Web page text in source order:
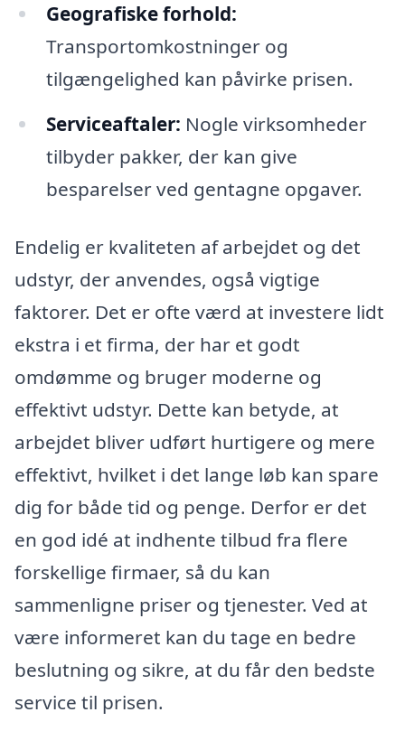
Geografiske forhold:
Transportomkostninger og
tilgængelighed kan påvirke prisen.
Serviceaftaler: Nogle virksomheder
tilbyder pakker, der kan give
besparelser ved gentagne opgaver.
Endelig er kvaliteten af arbejdet og det
udstyr, der anvendes, også vigtige
faktorer. Det er ofte værd at investere lidt
ekstra i et firma, der har et godt
omdømme og bruger moderne og
effektivt udstyr. Dette kan betyde, at
arbejdet bliver udført hurtigere og mere
effektivt, hvilket i det lange løb kan spare
dig for både tid og penge. Derfor er det
en god idé at indhente tilbud fra flere
forskellige firmaer, så du kan
sammenligne priser og tjenester. Ved at
være informeret kan du tage en bedre
beslutning og sikre, at du får den bedste
service til prisen.